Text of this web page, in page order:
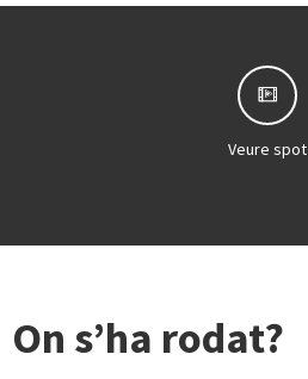
Veure spot
On s’ha rodat?